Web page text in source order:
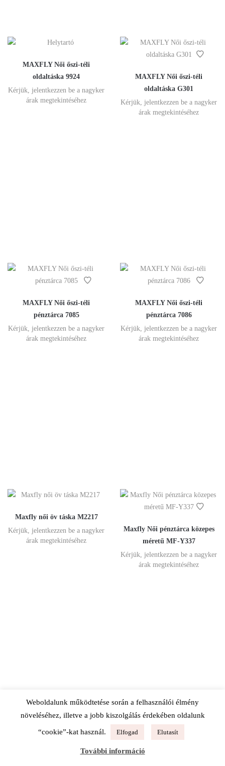
MAXFLY Női őszi-téli
oldaltáska 9924
Kérjük, jelentkezzen be a nagyker
árak megtekintéséhez
MAXFLY Női őszi-téli
oldaltáska G301
Kérjük, jelentkezzen be a nagyker
árak megtekintéséhez
MAXFLY Női őszi-téli
pénztárca 7085
Kérjük, jelentkezzen be a nagyker
árak megtekintéséhez
MAXFLY Női őszi-téli
pénztárca 7086
Kérjük, jelentkezzen be a nagyker
árak megtekintéséhez
Maxfly női öv táska M2217
Kérjük, jelentkezzen be a nagyker
árak megtekintéséhez
Maxfly Női pénztárca közepes
méretű MF-Y337
Kérjük, jelentkezzen be a nagyker
árak megtekintéséhez
MAXFLY Női praktikus
MAXFLY Női praktikus
Weboldalunk működtetése során a felhasználói élmény
növeléséhez, illetve a jobb kiszolgálás érdekében oldalunk
“cookie”-kat használ. Elfogad Elutasít
További információ